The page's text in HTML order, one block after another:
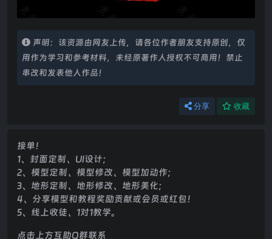
声明：该资源由网友上传，请各位作者朋友支持原创，仅
用作为学习和参考材料，未经原著作人授权不可商用！禁止
串改和发表他人作品！
分享 收藏
接单！
1、封面定制、UI设计；
2、模型定制、模型修改、模型加动作；
3、地形定制、地形修改、地形美化；
4、分享模型和教程奖励贡献或会员或红包！
5、线上收徒、1对1教学。
点击上方互助Q群联系